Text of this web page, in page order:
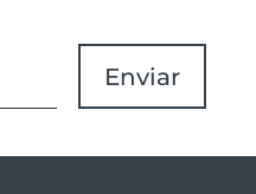
Enviar